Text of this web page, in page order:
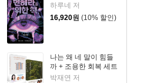
하루네 저
16,920원 (10% 할인)
나는 왜 네 말이 힘들
까 + 조용한 회복 세트
박재연 저